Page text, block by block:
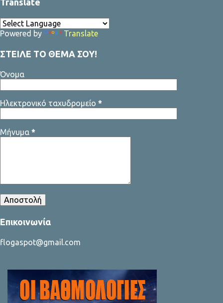
Translate
Powered by Translate
ΣΤΕΙΛΕ ΤΟ ΘΕΜΑ ΣΟΥ!
Όνομα
Ηλεκτρονικό ταχυδρομείο *
Μήνυμα *
Επικοινωνία
flogaspot@gmail.com